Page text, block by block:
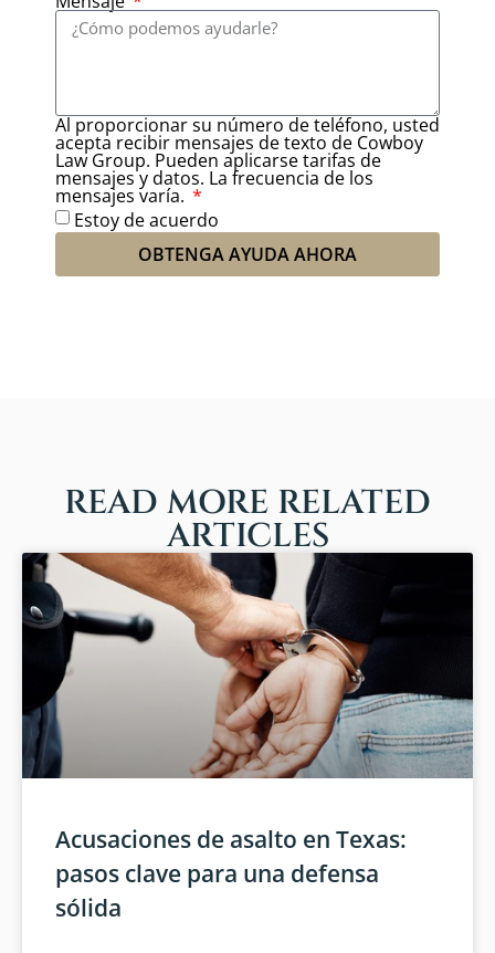
Al proporcionar su número de teléfono, usted
acepta recibir mensajes de texto de Cowboy
Law Group. Pueden aplicarse tarifas de
mensajes y datos. La frecuencia de los
mensajes varía.
Estoy de acuerdo
OBTENGA AYUDA AHORA
READ MORE RELATED
ARTICLES
Acusaciones de asalto en Texas:
pasos clave para una defensa
sólida